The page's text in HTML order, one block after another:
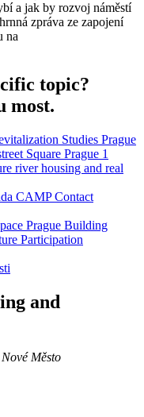
a jak by rozvoj náměstí
zpráva ze zapojení
na
topic?
most.
Studies Prague
Square Prague 1
riverhousing and real
CAMPContact
Prague Building
Participation
and
Město